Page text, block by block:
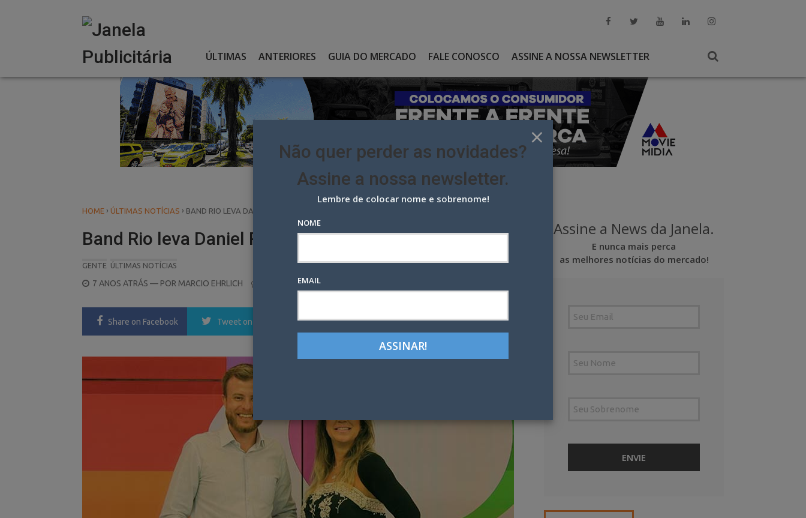
ÚLTIMAS ANTERIORES GUIA DO MERCADO FALE CONOSCO ASSINE A NOSSA NEWSLETTER
HOME › ÚLTIMAS NOTÍCIAS › BAND RIO LEVA DANIEL PENALVA PARA SUA ÁREA COMERCIAL
Band Rio leva Daniel Penalva para sua área comercial
GENTE ÚLTIMAS NOTÍCIAS
POSTED
7 ANOS ATRÁS — POR MARCIO EHRLICH
Share on Facebook Tweet on Twitter Google+ LinkedIn Pinterest
Assine a News da Janela.
E nunca mais perca
as melhores notícias do mercado!
×
Não quer perder as novidades?
Assine a nossa newsletter.
Lembre de colocar nome e sobrenome!
NOME
EMAIL